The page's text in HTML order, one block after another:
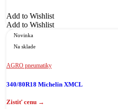
Add to Wishlist
Add to Wishlist
Novinka
Na sklade
AGRO pneumatiky
340/80R18 Michelin XMCL